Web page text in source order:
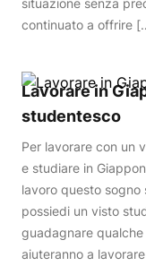
situazione senza
continuato a offrire
Lavorare in
studentesco
Per lavorare con un
e studiare in
lavoro questo sogno
possiedi un visto
guadagnare
aiuteranno a